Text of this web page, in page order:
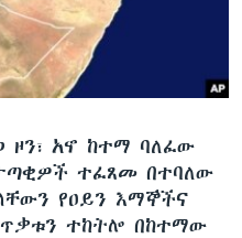
ዞን፣ አኖ ከተማ ባለፈው
ተፈጸመ በተባለው
የዐይን እማኞችና
ጥቃቱን ተከትሎ በከተማው